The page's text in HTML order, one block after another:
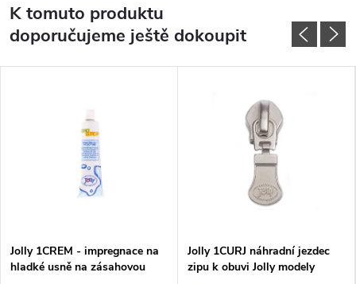
K tomuto produktu
doporučujeme ještě dokoupit
Jolly 1CREM - impregnace na
hladké usně na zásahovou
Jolly 1CURJ náhradní jezdec
zipu k obuvi Jolly modely